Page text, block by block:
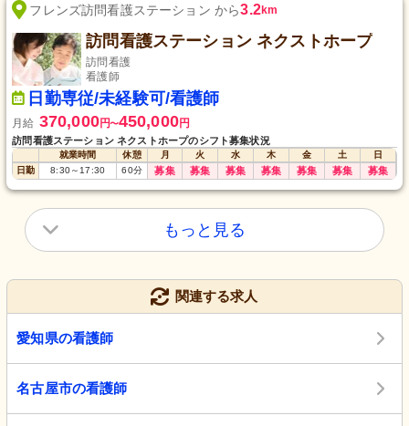
フレンズ訪問看護ステーション から3.2km
訪問看護ステーション ネクストホープ
訪問看護
看護師
日勤専従/未経験可/看護師
月給 370,000円〜450,000円
訪問看護ステーション ネクストホープのシフト募集状況
就業時間 休憩 月 火 水 木 金 土
日
日勤
8:30～17:30 60分 募集 募集 募集 募集 募集 募集 募集
もっと見る
関連する求人
愛知県の看護師
名古屋市の看護師